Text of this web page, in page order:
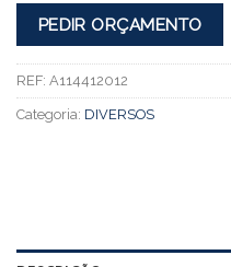
PEDIR ORÇAMENTO
REF: A114412012
Categoria: DIVERSOS